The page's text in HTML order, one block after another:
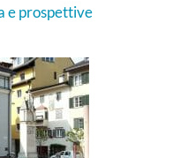
e prospettive